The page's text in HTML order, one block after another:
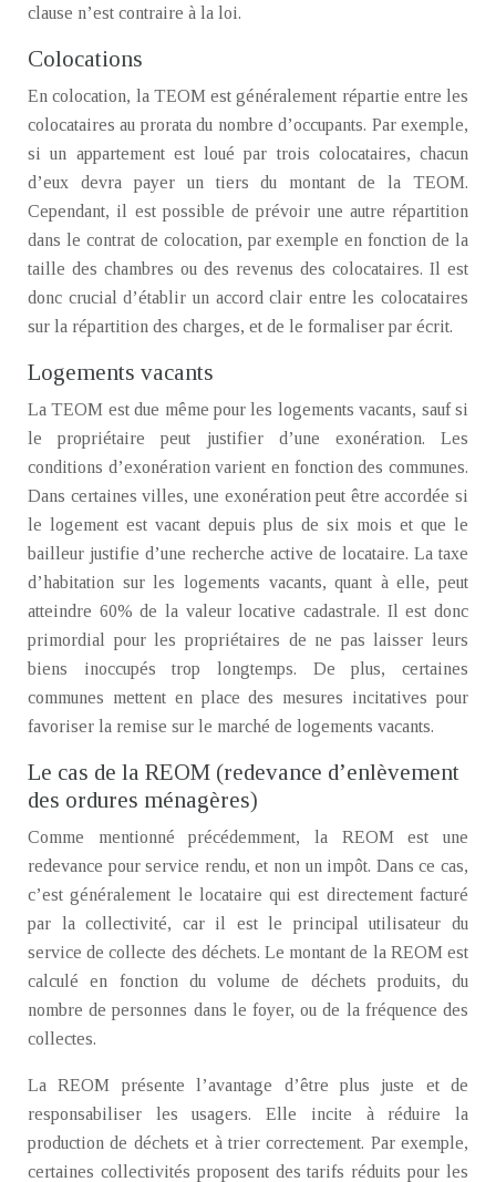
clause n’est contraire à la loi.
Colocations
En colocation, la TEOM est généralement répartie entre les
colocataires au prorata du nombre d’occupants. Par exemple,
si un appartement est loué par trois colocataires, chacun
d’eux devra payer un tiers du montant de la TEOM.
Cependant, il est possible de prévoir une autre répartition
dans le contrat de colocation, par exemple en fonction de la
taille des chambres ou des revenus des colocataires. Il est
donc crucial d’établir un accord clair entre les colocataires
sur la répartition des charges, et de le formaliser par écrit.
Logements vacants
La TEOM est due même pour les logements vacants, sauf si
le propriétaire peut justifier d’une exonération. Les
conditions d’exonération varient en fonction des communes.
Dans certaines villes, une exonération peut être accordée si
le logement est vacant depuis plus de six mois et que le
bailleur justifie d’une recherche active de locataire. La taxe
d’habitation sur les logements vacants, quant à elle, peut
atteindre 60% de la valeur locative cadastrale. Il est donc
primordial pour les propriétaires de ne pas laisser leurs
biens inoccupés trop longtemps. De plus, certaines
communes mettent en place des mesures incitatives pour
favoriser la remise sur le marché de logements vacants.
Le cas de la REOM (redevance d’enlèvement
des ordures ménagères)
Comme mentionné précédemment, la REOM est une
redevance pour service rendu, et non un impôt. Dans ce cas,
c’est généralement le locataire qui est directement facturé
par la collectivité, car il est le principal utilisateur du
service de collecte des déchets. Le montant de la REOM est
calculé en fonction du volume de déchets produits, du
nombre de personnes dans le foyer, ou de la fréquence des
collectes.
La REOM présente l’avantage d’être plus juste et de
responsabiliser les usagers. Elle incite à réduire la
production de déchets et à trier correctement. Par exemple,
certaines collectivités proposent des tarifs réduits pour les